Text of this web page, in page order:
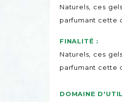
Naturels, ces
parfumant cette
FINALITÉ :
Naturels, ces
parfumant cette
DOMAINE